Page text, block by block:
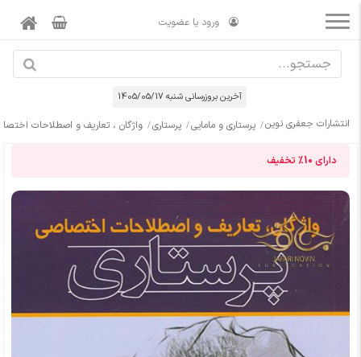
ورود یا عضویت
آخرین بروزرسانی شنبه 1405/05/17
انتشارات جعفری نوین پرستاری و مامایی پرستاری واژگان ، تعاریف و اصطلاحات
دارای 10% تخفیف